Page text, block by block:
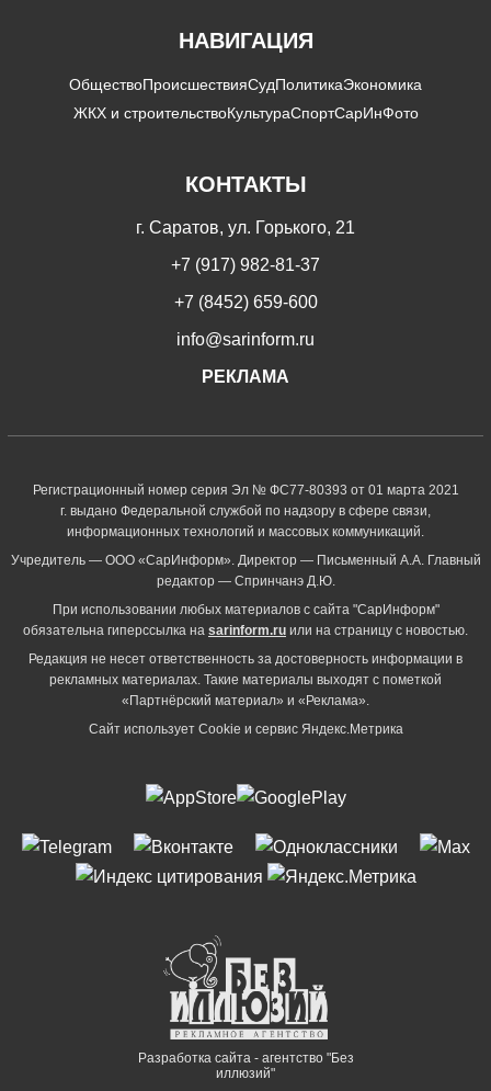
НАВИГАЦИЯ
ОбществоПроисшествияСудПолитикаЭкономика
ЖКХ и строительствоКультураСпортСарИнФото
КОНТАКТЫ
г. Саратов, ул. Горького, 21
+7 (917) 982-81-37
+7 (8452) 659-600
info@sarinform.ru
РЕКЛАМА
Регистрационный номер серия Эл № ФС77-80393 от 01 марта 2021
г. выдано Федеральной службой по надзору в сфере связи,
информационных технологий и массовых коммуникаций.
Учредитель — ООО «СарИнформ». Директор — Письменный А.А. Главный
редактор — Спринчанэ Д.Ю.
При использовании любых материалов с сайта "СарИнформ"
обязательна гиперссылка на sarinform.ru или на страницу с новостью.
Редакция не несет ответственность за достоверность информации в
рекламных материалах. Такие материалы выходят с пометкой
«Партнёрский материал» и «Реклама».
Сайт использует Cookie и сервиc Яндекс.Метрика
Разработка сайта - агентство "Без
иллюзий"